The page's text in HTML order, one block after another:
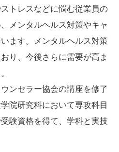
トレスなどに悩む従業員の
メンタルヘルス対策やキャ
ます。メンタルヘルス対策
り、今後さらに需要が高ま
ンセラー協会の講座を修了
院研究科において専攻科目
験資格を得て、学科と実技